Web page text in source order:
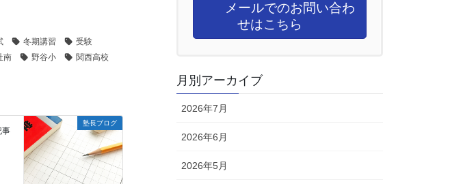
冬期講習
受験
南 野谷小
関西高校
塾長ブログ
事
メールでのお問い合わ
せはこちら
月別アーカイブ
2026年7月
2026年6月
2026年5月